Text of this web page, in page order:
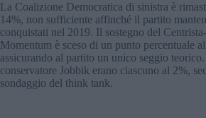
La Coalizione Democratica di sinistra è
14%, non sufficiente affinché il partito
conquistati nel 2019. Il sostegno del
Momentum è sceso di un punto percentuale
assicurando al partito un unico seggio
conservatore Jobbik erano ciascuno al 2%,
sondaggio del think tank.